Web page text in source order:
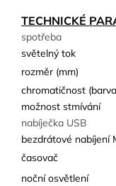
TECHNICKÉ
spotřeba
světelný tok
rozměr (mm)
chromatičnost
možnost stmívání
nabíječka USB
bezdrátové nabíjení
časovač
noční osvětlení